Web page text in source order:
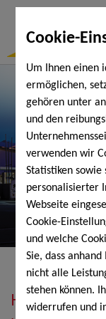
Cookie-
Um Ihnen einen
ermöglichen,
gehören unter
und den
verwenden wir
Statistiken sowie
personalisierter
Webseite
Cookie-
und welche
Sie, dass
nicht alle
stehen können.
widerrufen und
Heizöl,